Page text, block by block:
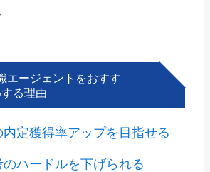
エージェントをおすす
る理由
内定獲得率アップを目指せる
ハードルを下げられる